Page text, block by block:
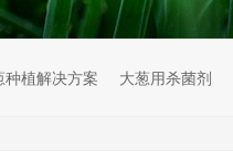
种植解决方案 大葱用杀菌剂